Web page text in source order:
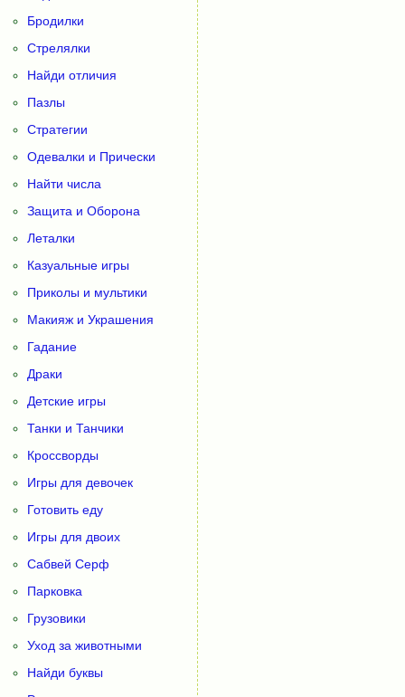
Бродилки
Стрелялки
Найди отличия
Пазлы
Стратегии
Одевалки и Прически
Найти числа
Защита и Оборона
Леталки
Казуальные игры
Приколы и мультики
Макияж и Украшения
Гадание
Драки
Детские игры
Танки и Танчики
Кроссворды
Игры для девочек
Готовить еду
Игры для двоих
Сабвей Серф
Парковка
Грузовики
Уход за животными
Найди буквы